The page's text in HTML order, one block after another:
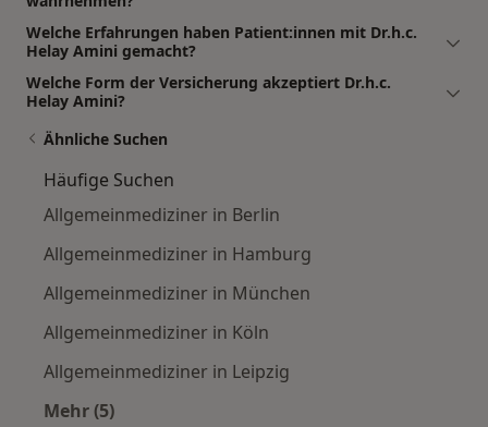
Welche Erfahrungen haben Patient:innen mit Dr.h.c.
Helay Amini gemacht?
Welche Form der Versicherung akzeptiert Dr.h.c.
Helay Amini?
Ähnliche Suchen
Häufige Suchen
Allgemeinmediziner in Berlin
Allgemeinmediziner in Hamburg
Allgemeinmediziner in München
Allgemeinmediziner in Köln
Allgemeinmediziner in Leipzig
Mehr (5)